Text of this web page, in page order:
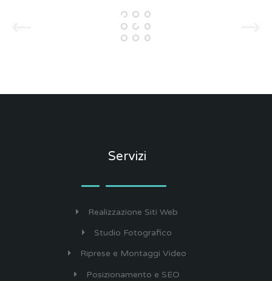
Servizi
Realizzazione Siti Web
Studio Fotografico
Riprese e Montaggi Video
Posizionamento e SEO